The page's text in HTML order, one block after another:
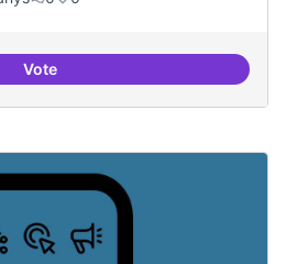
VoteIdees per la millora democràtica